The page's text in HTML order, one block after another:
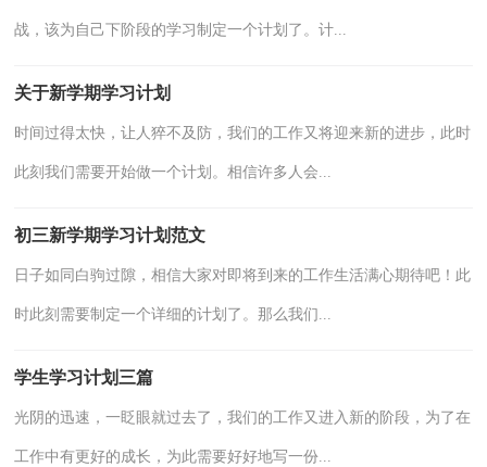
战，该为自己下阶段的学习制定一个计划了。计...
关于新学期学习计划
时间过得太快，让人猝不及防，我们的工作又将迎来新的进步，此时
此刻我们需要开始做一个计划。相信许多人会...
初三新学期学习计划范文
日子如同白驹过隙，相信大家对即将到来的工作生活满心期待吧！此
时此刻需要制定一个详细的计划了。那么我们...
学生学习计划三篇
光阴的迅速，一眨眼就过去了，我们的工作又进入新的阶段，为了在
工作中有更好的成长，为此需要好好地写一份...